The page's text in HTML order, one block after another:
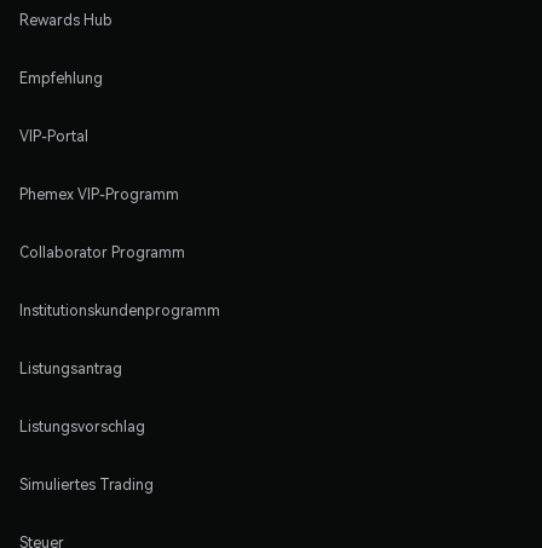
Rewards Hub
Empfehlung
VIP-Portal
Phemex VIP-Programm
Collaborator Programm
Institutionskundenprogramm
Listungsantrag
Listungsvorschlag
Simuliertes Trading
Steuer